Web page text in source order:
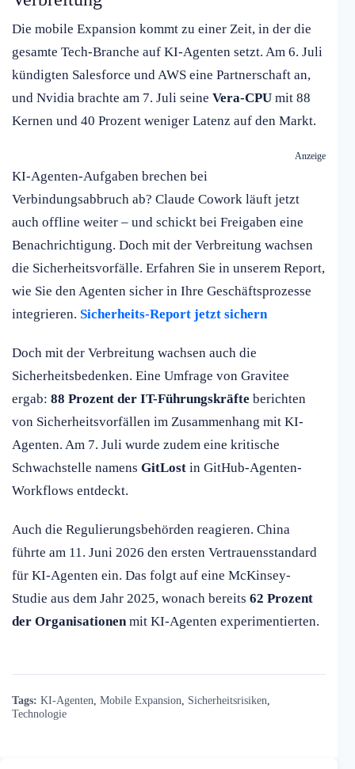
Die mobile Expansion kommt zu einer Zeit, in der die
gesamte Tech-Branche auf KI-Agenten setzt. Am 6. Juli
kündigten Salesforce und AWS eine Partnerschaft an,
und Nvidia brachte am 7. Juli seine Vera-CPU mit 88
Kernen und 40 Prozent weniger Latenz auf den Markt.
Anzeige
KI-Agenten-Aufgaben brechen bei
Verbindungsabbruch ab? Claude Cowork läuft jetzt
auch offline weiter – und schickt bei Freigaben eine
Benachrichtigung. Doch mit der Verbreitung wachsen
die Sicherheitsvorfälle. Erfahren Sie in unserem Report,
wie Sie den Agenten sicher in Ihre Geschäftsprozesse
integrieren. Sicherheits-Report jetzt sichern
Doch mit der Verbreitung wachsen auch die
Sicherheitsbedenken. Eine Umfrage von Gravitee
ergab: 88 Prozent der IT-Führungskräfte berichten
von Sicherheitsvorfällen im Zusammenhang mit KI-
Agenten. Am 7. Juli wurde zudem eine kritische
Schwachstelle namens GitLost in GitHub-Agenten-
Workflows entdeckt.
Auch die Regulierungsbehörden reagieren. China
führte am 11. Juni 2026 den ersten Vertrauensstandard
für KI-Agenten ein. Das folgt auf eine McKinsey-
Studie aus dem Jahr 2025, wonach bereits 62 Prozent
der Organisationen mit KI-Agenten experimentierten.
Tags: KI-Agenten Mobile Expansion Sicherheitsrisiken
Technologie